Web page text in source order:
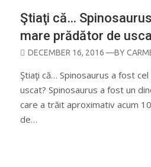
Ştiaţi că…
mare prădător de
POSTED
DECEMBER 16, 2016 —BY
Ştiaţi că… Spinosaurus a fost
uscat? Spinosaurus a fost un
care a trăit aproximativ acum
de…